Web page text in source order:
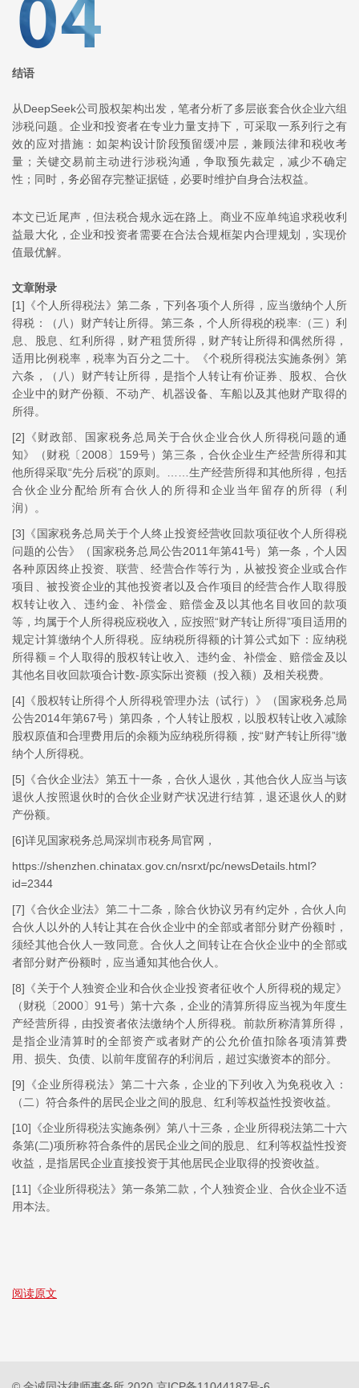
结语
从DeepSeek公司股权架构出发，笔者分析了多层嵌套合伙企业六组
涉税问题。企业和投资者在专业力量支持下，可采取一系列行之有
效的应对措施：如架构设计阶段预留缓冲层，兼顾法律和税收考
量；关键交易前主动进行涉税沟通，争取预先裁定，减少不确定
性；同时，务必留存完整证据链，必要时维护自身合法权益。
本文已近尾声，但法税合规永远在路上。商业不应单纯追求税收利
益最大化，企业和投资者需要在合法合规框架内合理规划，实现价
值最优解。
文章附录
[1]《个人所得税法》第二条，下列各项个人所得，应当缴纳个人所
得税：（八）财产转让所得。第三条，个人所得税的税率:（三）利
息、股息、红利所得，财产租赁所得，财产转让所得和偶然所得，
适用比例税率，税率为百分之二十。《个税所得税法实施条例》第
六条，（八）财产转让所得，是指个人转让有价证券、股权、合伙
企业中的财产份额、不动产、机器设备、车船以及其他财产取得的
所得。
[2]《财政部、国家税务总局关于合伙企业合伙人所得税问题的通
知》（财税〔2008〕159号）第三条，合伙企业生产经营所得和其
他所得采取“先分后税”的原则。……生产经营所得和其他所得，包括
合伙企业分配给所有合伙人的所得和企业当年留存的所得（利
润）。
[3]《国家税务总局关于个人终止投资经营收回款项征收个人所得税
问题的公告》（国家税务总局公告2011年第41号）第一条，个人因
各种原因终止投资、联营、经营合作等行为，从被投资企业或合作
项目、被投资企业的其他投资者以及合作项目的经营合作人取得股
权转让收入、违约金、补偿金、赔偿金及以其他名目收回的款项
等，均属于个人所得税应税收入，应按照“财产转让所得”项目适用的
规定计算缴纳个人所得税。应纳税所得额的计算公式如下：应纳税
所得额＝个人取得的股权转让收入、违约金、补偿金、赔偿金及以
其他名目收回款项合计数-原实际出资额（投入额）及相关税费。
[4]《股权转让所得个人所得税管理办法（试行）》（国家税务总局
公告2014年第67号）第四条，个人转让股权，以股权转让收入减除
股权原值和合理费用后的余额为应纳税所得额，按“财产转让所得”缴
纳个人所得税。
[5]《合伙企业法》第五十一条，合伙人退伙，其他合伙人应当与该
退伙人按照退伙时的合伙企业财产状况进行结算，退还退伙人的财
产份额。
[6]详见国家税务总局深圳市税务局官网，
https://shenzhen.chinatax.gov.cn/nsrxt/pc/newsDetails.html?
id=2344
[7]《合伙企业法》第二十二条，除合伙协议另有约定外，合伙人向
合伙人以外的人转让其在合伙企业中的全部或者部分财产份额时，
须经其他合伙人一致同意。合伙人之间转让在合伙企业中的全部或
者部分财产份额时，应当通知其他合伙人。
[8]《关于个人独资企业和合伙企业投资者征收个人所得税的规定》
（财税〔2000〕91号）第十六条，企业的清算所得应当视为年度生
产经营所得，由投资者依法缴纳个人所得税。前款所称清算所得，
是指企业清算时的全部资产或者财产的公允价值扣除各项清算费
用、损失、负债、以前年度留存的利润后，超过实缴资本的部分。
[9]《企业所得税法》第二十六条，企业的下列收入为免税收入：
（二）符合条件的居民企业之间的股息、红利等权益性投资收益。
[10]《企业所得税法实施条例》第八十三条，企业所得税法第二十六
条第(二)项所称符合条件的居民企业之间的股息、红利等权益性投资
收益，是指居民企业直接投资于其他居民企业取得的投资收益。
[11]《企业所得税法》第一条第二款，个人独资企业、合伙企业不适
用本法。
阅读原文